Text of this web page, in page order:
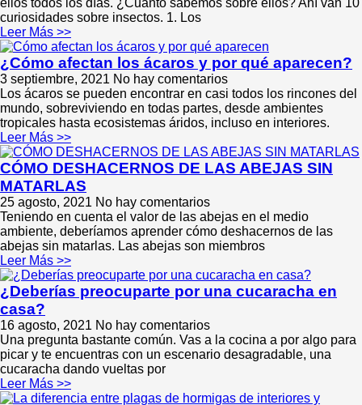
ellos todos los días. ¿Cuánto sabemos sobre ellos? Ahí van 10
curiosidades sobre insectos. 1. Los
Leer Más >>
¿Cómo afectan los ácaros y por qué aparecen?
3 septiembre, 2021 No hay comentarios
Los ácaros se pueden encontrar en casi todos los rincones del
mundo, sobreviviendo en todas partes, desde ambientes
tropicales hasta ecosistemas áridos, incluso en interiores.
Leer Más >>
CÓMO DESHACERNOS DE LAS ABEJAS SIN
MATARLAS
25 agosto, 2021 No hay comentarios
Teniendo en cuenta el valor de las abejas en el medio
ambiente, deberíamos aprender cómo deshacernos de las
abejas sin matarlas. Las abejas son miembros
Leer Más >>
¿Deberías preocuparte por una cucaracha en
casa?
16 agosto, 2021 No hay comentarios
Una pregunta bastante común. Vas a la cocina a por algo para
picar y te encuentras con un escenario desagradable, una
cucaracha dando vueltas por
Leer Más >>